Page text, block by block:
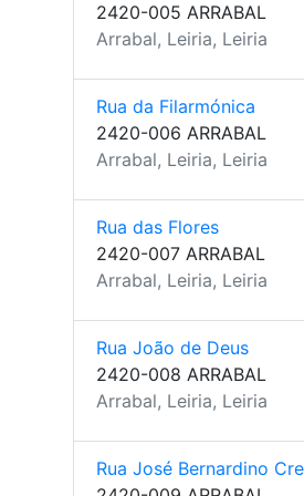
2420-005 ARRABAL
Arrabal, Leiria, Leiria
Rua da Filarmónica
2420-006 ARRABAL
Arrabal, Leiria, Leiria
Rua das Flores
2420-007 ARRABAL
Arrabal, Leiria, Leiria
Rua João de Deus
2420-008 ARRABAL
Arrabal, Leiria, Leiria
Rua José Bernardino